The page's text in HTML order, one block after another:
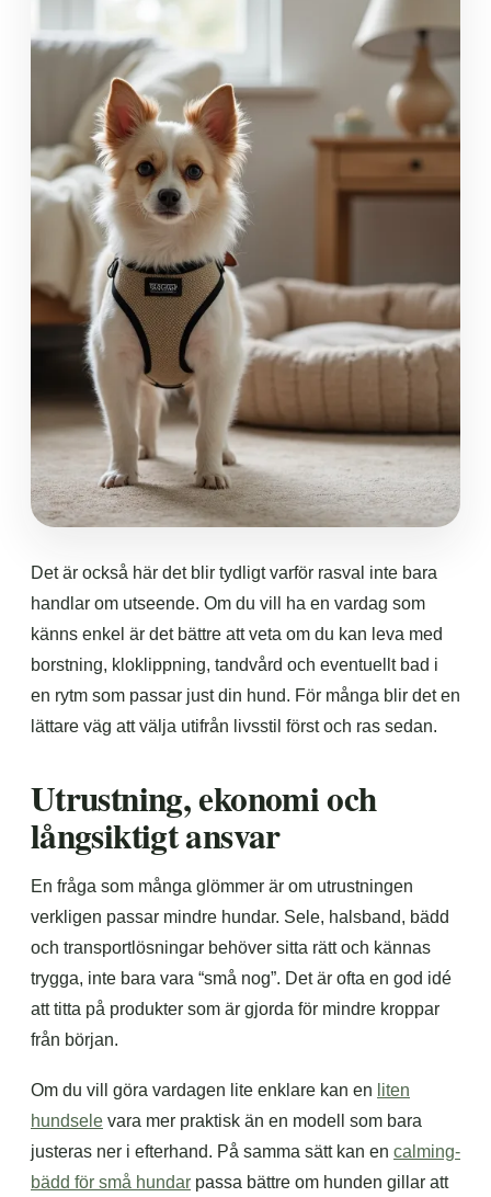
Det är också här det blir tydligt varför rasval inte bara
handlar om utseende. Om du vill ha en vardag som
känns enkel är det bättre att veta om du kan leva med
borstning, kloklippning, tandvård och eventuellt bad i
en rytm som passar just din hund. För många blir det en
lättare väg att välja utifrån livsstil först och ras sedan.
Utrustning, ekonomi och
långsiktigt ansvar
En fråga som många glömmer är om utrustningen
verkligen passar mindre hundar. Sele, halsband, bädd
och transportlösningar behöver sitta rätt och kännas
trygga, inte bara vara “små nog”. Det är ofta en god idé
att titta på produkter som är gjorda för mindre kroppar
från början.
Om du vill göra vardagen lite enklare kan en liten
hundsele vara mer praktisk än en modell som bara
justeras ner i efterhand. På samma sätt kan en calming-
bädd för små hundar passa bättre om hunden gillar att